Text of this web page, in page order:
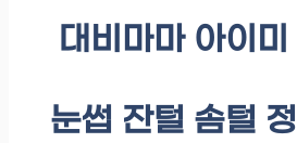
대비마마 아이미
눈썹 잔털 솜털 정